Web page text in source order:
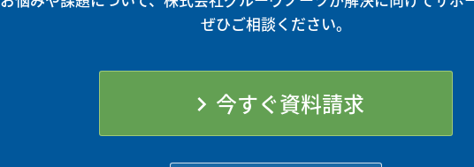
ぜひご相談ください。
chevron_right 今すぐ資料請求